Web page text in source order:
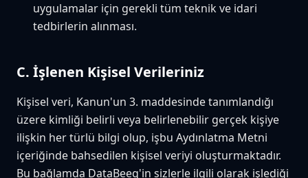
uygulamalar için gerekli tüm teknik ve idari
tedbirlerin alınması.
C. İşlenen Kişisel Verileriniz
Kişisel veri, Kanun'un 3. maddesinde tanımlandığı
üzere kimliği belirli veya belirlenebilir gerçek kişiye
ilişkin her türlü bilgi olup, işbu Aydınlatma Metni
içeriğinde bahsedilen kişisel veriyi oluşturmaktadır.
Bu bağlamda DataBeeg'in sizlerle ilgili olarak işlediği